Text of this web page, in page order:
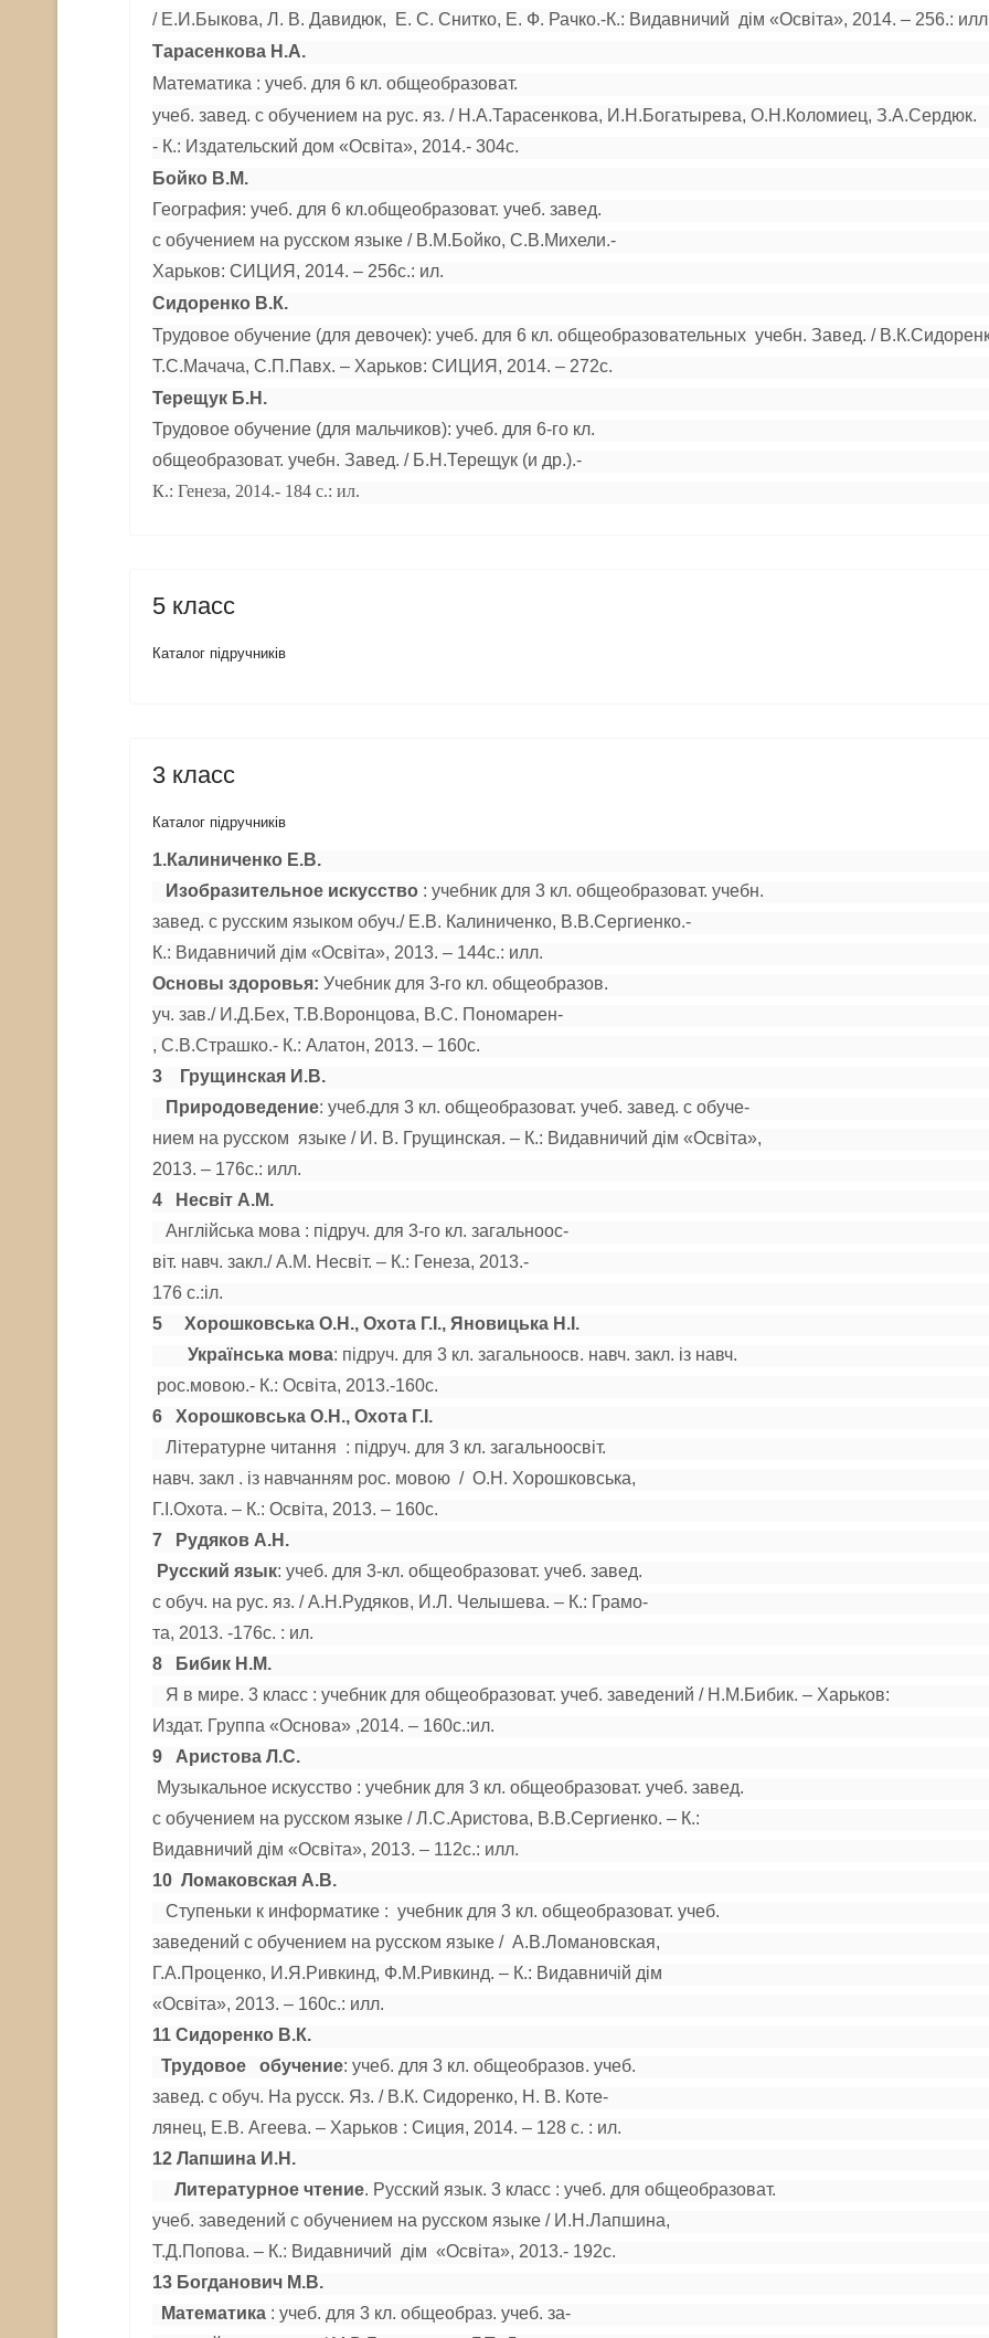
/ Е.И.Быкова, Л. В. Давидюк, Е. С. Снитко, Е. Ф. Рачко.-К.: Видавничий дім «Освіта», 2014. – 256.:
Тарасенкова Н.А.
Математика : учеб. для 6 кл. общеобразоват.
учеб. завед. с обучением на рус. яз. / Н.А.Тарасенкова, И.Н.Богатырева, О.Н.Коломиец, З.А.Сердюк.
- К.: Издательский дом «Освіта», 2014.- 304с.
Бойко В.М.
География: учеб. для 6 кл.общеобразоват. учеб. завед.
с обучением на русском языке / В.М.Бойко, С.В.Михели.-
Харьков: СИЦИЯ, 2014. – 256с.: ил.
Сидоренко В.К.
Трудовое обучение (для девочек): учеб. для 6 кл. общеобразовательных учебн. Завед. /
Т.С.Мачача, С.П.Павх. – Харьков: СИЦИЯ, 2014. – 272с.
Терещук Б.Н.
Трудовое обучение (для мальчиков): учеб. для 6-го кл.
общеобразоват. учебн. Завед. / Б.Н.Терещук (и др.).-
К.: Генеза, 2014.- 184 с.: ил.
5 класс
Каталог підручників
3 класс
Каталог підручників
1.Калиниченко Е.В.
Изобразительное искусство : учебник для 3 кл. общеобразоват. учебн.
завед. с русским языком обуч./ Е.В. Калиниченко, В.В.Сергиенко.-
К.: Видавничий дім «Освіта», 2013. – 144с.: илл.
Основы здоровья: Учебник для 3-го кл. общеобразов.
уч. зав./ И.Д.Бех, Т.В.Воронцова, В.С. Пономарен-
, С.В.Страшко.- К.: Алатон, 2013. – 160с.
3 Грущинская И.В.
Природоведение: учеб.для 3 кл. общеобразоват. учеб. завед. с обуче-
нием на русском языке / И. В. Грущинская. – К.: Видавничий дім «Освіта»,
2013. – 176с.: илл.
4 Несвіт А.М.
Англійська мова : підруч. для 3-го кл. загальноос-
віт. навч. закл./ А.М. Несвіт. – К.: Генеза, 2013.-
176 с.:іл.
5 Хорошковська О.Н., Охота Г.І., Яновицька Н.І.
Українська мова: підруч. для 3 кл. загальноосв. навч. закл. із навч.
рос.мовою.- К.: Освіта, 2013.-160с.
6 Хорошковська О.Н., Охота Г. І.
Літературне читання : підруч. для 3 кл. загальноосвіт.
навч. закл . із навчанням рос. мовою / О.Н. Хорошковська,
Г.І.Охота. – К.: Освіта, 2013. – 160с.
7 Рудяков А.Н.
Русский язык: учеб. для 3-кл. общеобразоват. учеб. завед.
с обуч. на рус. яз. / А.Н.Рудяков, И.Л. Челышева. – К.: Грамо-
та, 2013. -176с. : ил.
8 Бибик Н.М.
Я в мире. 3 класс : учебник для общеобразоват. учеб. заведений / Н.М.Бибик. – Харьков:
Издат. Группа «Основа» ,2014. – 160с.:ил.
9 Аристова Л.С.
Музыкальное искусство : учебник для 3 кл. общеобразоват. учеб. завед.
с обучением на русском языке / Л.С.Аристова, В.В.Сергиенко. – К.:
Видавничий дім «Освіта», 2013. – 112с.: илл.
10 Ломаковская А.В.
Ступеньки к информатике : учебник для 3 кл. общеобразоват. учеб.
заведений с обучением на русском языке / А.В.Ломановская,
Г.А.Проценко, И.Я.Ривкинд, Ф.М.Ривкинд. – К.: Видавничій дім
«Освіта», 2013. – 160с.: илл.
11 Сидоренко В.К.
Трудовое обучение: учеб. для 3 кл. общеобразов. учеб.
завед. с обуч. На русск. Яз. / В.К. Сидоренко, Н. В. Коте-
лянец, Е.В. Агеева. – Харьков : Сиция, 2014. – 128 с. : ил.
12 Лапшина И.Н.
Литературное чтение. Русский язык. 3 класс : учеб. для общеобразоват.
учеб. заведений с обучением на русском языке / И.Н.Лапшина,
Т.Д.Попова. – К.: Видавничий дім «Освіта», 2013.- 192с.
13 Богданович М.В.
Математика : учеб. для 3 кл. общеобраз. учеб. за-